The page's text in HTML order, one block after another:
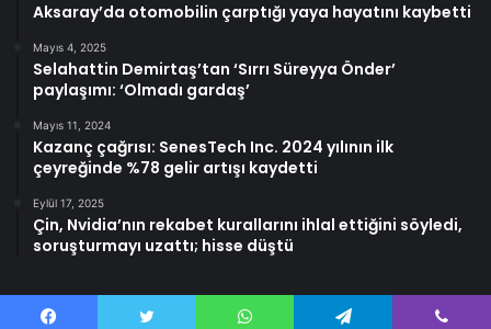
Aksaray’da otomobilin çarptığı yaya hayatını kaybetti
Mayıs 4, 2025
Selahattin Demirtaş’tan ‘Sırrı Süreyya Önder’
paylaşımı: ‘Olmadı gardaş’
Mayıs 11, 2024
Kazanç çağrısı: SenesTech Inc. 2024 yılının ilk
çeyreğinde %78 gelir artışı kaydetti
Eylül 17, 2025
Çin, Nvidia’nın rekabet kurallarını ihlal ettiğini söyledi,
soruşturmayı uzattı; hisse düştü